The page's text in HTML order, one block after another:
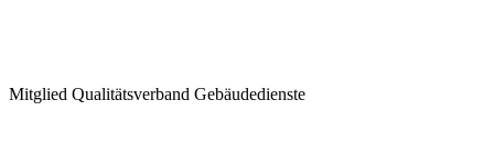
Mitglied Qualitätsverband Gebäudedienste